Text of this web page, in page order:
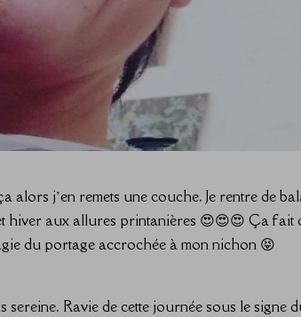
j’en remets une couche. Je rentre de
hiver aux allures printanières 😍😍😍 Ça fait
du portage accrochée à mon nichon 😝
Ravie de cette journée sous le signe